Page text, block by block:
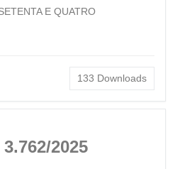
E QUATRO
133 Downloads
2025